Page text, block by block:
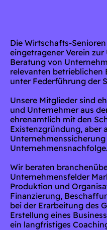
Die Wirtschafts-
eingetragener Verein
Beratung von
relevanten betrieblichen
unter Federführung der
Unsere Mitglieder sind
und Unternehmer aus
ehrenamtlich mit den
Existenzgründung, aber
Unternehmensnachfolge.
Wir beraten
Unternehmensfelder
Produktion und
Finanzierung,
bei der Erarbeitung des
Erstellung eines
ein langfristiges